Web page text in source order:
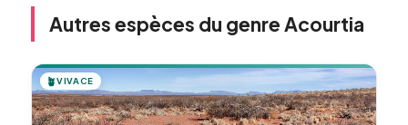
Autres espèces du genre Acourtia
🪴VIVACE